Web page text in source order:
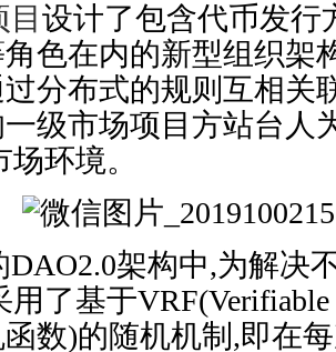
设计了包含代币发行
色在内的新型组织架
分布式的规则互相关
级市场项目方站台人
环境。
DAO2.0架构中,为解决
了基于VRF(Verifiable
数)的随机机制,即在